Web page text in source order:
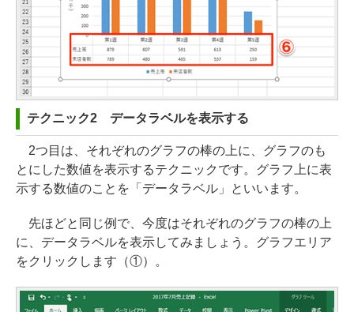
テクニック2 データラベルを表示する
2つ目は、それぞれのグラフの棒の上に、グラフのも
とにした数値を表示するテクニックです。グラフ上に表
示する数値のことを「データラベル」といいます。
先ほどと同じ例で、今度はそれぞれのグラフの棒の上
に、データラベルを表示してみましょう。グラフエリア
をクリックします（①）。